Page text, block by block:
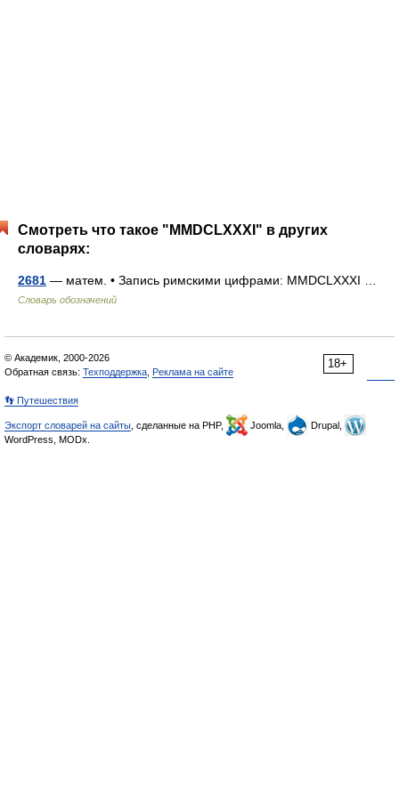
Смотреть что такое "MMDCLXXXI" в других
словарях:
2681 — матем. • Запись римскими цифрами: MMDCLXXXI …
Словарь обозначений
18+
© Академик, 2000-2026
Обратная связь: Техподдержка Реклама на сайте
👣 Путешествия
Экспорт словарей на сайты , сделанные на PHP, Joomla,
Drupal,
WordPress, MODx.